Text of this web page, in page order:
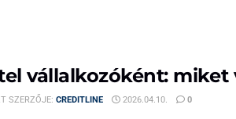
vállalkozóként: miket
SZERZŐJE: CREDITLINE 2026.04.10. 0